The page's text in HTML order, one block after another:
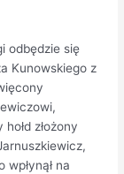
odbędzie się
Kunowskiego z
złożony
na